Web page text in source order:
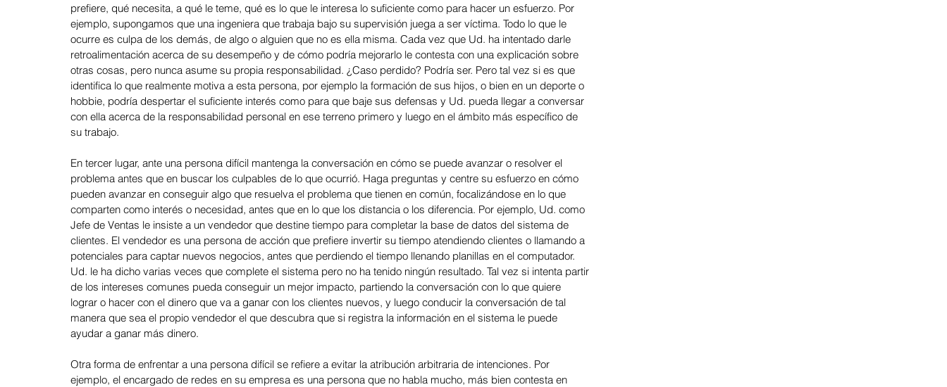
Agosto 2024: Negociación Julio 2024: Ventas Junio 2024: Logística
Mayo 24: Aprendizaje - eLearning Abril 24: Liderazgo
Marzo 24: Salud Mental y Autocui
prefiere, qué necesita, a qué le teme, qué es lo que le interesa lo suficiente como para hacer un esfuerzo. Por
ejemplo, supongamos que una ingeniera que trabaja bajo su supervisión juega a ser víctima. Todo lo que le
ocurre es culpa de los demás, de algo o alguien que no es ella misma. Cada vez que Ud. ha intentado darle
retroalimentación acerca de su desempeño y de cómo podría mejorarlo le contesta con una explicación sobre
otras cosas, pero nunca asume su propia responsabilidad. ¿Caso perdido? Podría ser. Pero tal vez si es que
identifica lo que realmente motiva a esta persona, por ejemplo la formación de sus hijos, o bien en un deporte o
hobbie, podría despertar el suficiente interés como para que baje sus defensas y Ud. pueda llegar a conversar
con ella acerca de la responsabilidad personal en ese terreno primero y luego en el ámbito más específico de
su trabajo.
En tercer lugar, ante una persona difícil mantenga la conversación en cómo se puede avanzar o resolver el
problema antes que en buscar los culpables de lo que ocurrió. Haga preguntas y centre su esfuerzo en cómo
pueden avanzar en conseguir algo que resuelva el problema que tienen en común, focalizándose en lo que
comparten como interés o necesidad, antes que en lo que los distancia o los diferencia. Por ejemplo, Ud. como
Jefe de Ventas le insiste a un vendedor que destine tiempo para completar la base de datos del sistema de
clientes. El vendedor es una persona de acción que prefiere invertir su tiempo atendiendo clientes o llamando a
potenciales para captar nuevos negocios, antes que perdiendo el tiempo llenando planillas en el computador.
Ud. le ha dicho varias veces que complete el sistema pero no ha tenido ningún resultado. Tal vez si intenta partir
de los intereses comunes pueda conseguir un mejor impacto, partiendo la conversación con lo que quiere
lograr o hacer con el dinero que va a ganar con los clientes nuevos, y luego conducir la conversación de tal
manera que sea el propio vendedor el que descubra que si registra la información en el sistema le puede
ayudar a ganar más dinero.
Otra forma de enfrentar a una persona difícil se refiere a evitar la atribución arbitraria de intenciones. Por
ejemplo, el encargado de redes en su empresa es una persona que no habla mucho, más bien contesta en